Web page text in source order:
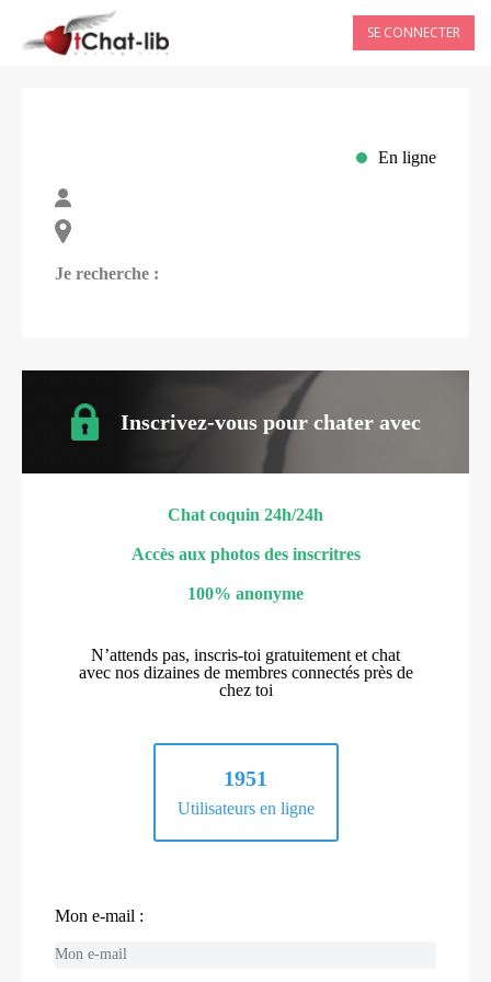
SE CONNECTER
En ligne
Je recherche :
Inscrivez-vous pour chater avec
Chat coquin 24h/24h
Accès aux photos des inscritres
100% anonyme
N’attends pas, inscris-toi gratuitement et chat
avec nos dizaines de membres connectés près de
chez toi
1951
Utilisateurs en ligne
Mon e-mail :